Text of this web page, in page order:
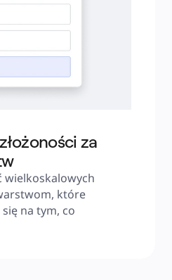
za
wielkoskalowych
które
na tym, co